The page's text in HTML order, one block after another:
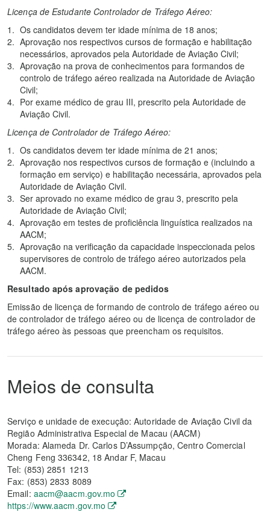
Licença de Estudante Controlador de Tráfego Aéreo:
Os candidatos devem ter idade mínima de 18 anos;
Aprovação nos respectivos cursos de formação e habilitação
necessários, aprovados pela Autoridade de Aviação Civil;
Aprovação na prova de conhecimentos para formandos de
controlo de tráfego aéreo realizada na Autoridade de Aviação
Civil;
Por exame médico de grau III, prescrito pela Autoridade de
Aviação Civil.
Licença de Controlador de Tráfego Aéreo:
Os candidatos devem ter idade mínima de 21 anos;
Aprovação nos respectivos cursos de formação e (incluindo a
formação em serviço) e habilitação necessária, aprovados pela
Autoridade de Aviação Civil.
Ser aprovado no exame médico de grau 3, prescrito pela
Autoridade de Aviação Civil;
Aprovação em testes de proficiência linguística realizados na
AACM;
Aprovação na verificação da capacidade inspeccionada pelos
supervisores de controlo de tráfego aéreo autorizados pela
AACM.
Resultado após aprovação de pedidos
Emissão de licença de formando de controlo de tráfego aéreo ou
de controlador de tráfego aéreo ou de licença de controlador de
tráfego aéreo às pessoas que preencham os requisitos.
Meios de consulta
Serviço e unidade de execução: Autoridade de Aviação Civil da
Região Administrativa Especial de Macau (AACM)
Morada: Alameda Dr. Carlos D’Assumpção, Centro Comercial
Cheng Feng 336342, 18 Andar F, Macau
Tel: (853) 2851 1213
Fax: (853) 2833 8089
Email: aacm@aacm.gov.mo
https://www.aacm.gov.mo